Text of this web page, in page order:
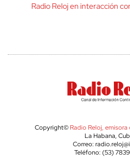
Radio Reloj en interacción
Copyright© Radio Reloj,
La Habana,
Correo:
Teléfono: (53)